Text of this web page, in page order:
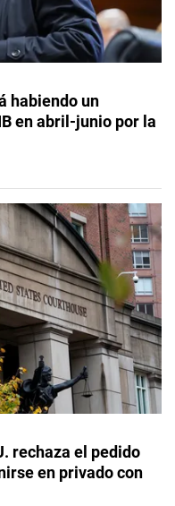
habiendo un
en abril-junio por la
rechaza el pedido
en privado con